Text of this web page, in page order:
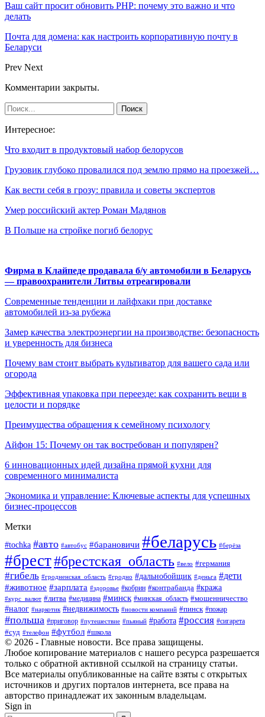
Ваш сайт просит обновить PHP: почему это важно и что
делать
Почта для домена: как настроить корпоративную почту в
Беларуси
Prev Next
Комментарии закрыты.
Интересное:
Что входит в продуктовый набор белорусов
Грузовик глубоко провалился под землю прямо на проезжей…
Как вести себя в грозу: правила и советы экспертов
Умер российский актер Роман Мадянов
В Польше на стройке погиб белорус
Фирма в Клайпеде продавала б/у автомобили в Беларусь
— правоохранители Литвы отреагировали
Современные тенденции и лайфхаки при доставке
автомобилей из-за рубежа
Замер качества электроэнергии на производстве: безопасность
и уверенность для бизнеса
Почему вам стоит выбрать культиватор для вашего сада или
огорода
Эффективная упаковка при переезде: как сохранить вещи в
целости и порядке
Преимущества обращения к семейному психологу
Айфон 15: Почему он так востребован и популярен?
6 инновационных идей дизайна прямой кухни для
современного минималиста
Экономика и управление: Ключевые аспекты для успешных
бизнес-процессов
Метки
#tochka #авто #автобус #барановичи #беларусь #берёза
#брест#брестская_область #вело #германия
#гибель #гродненская_область #гродно #дальнобойщик #деньга #дети
#животное #зарплата #здоровье #кобрин #контрабанда #кража
#курс_валют #литва #медицина #минск #минская_область #мошенничество
#налог #наркотик #недвижимость #новости компаний #пинск #пожар
#польша #приговор #путешествие #пьяный #работа #россия #сигарета
#суд #телефон #футбол #школа
© 2026 - Главные новости. Все права защищены.
Любое копирование материалов с нашего ресурса разрешается
только с обратной активной ссылкой на страницу статьи.
Все материалы опубликованные на сайте взяты с открытых
источников и других порталов интернета, все права на
авторство принадлежат их законным владельцам.
Sign in